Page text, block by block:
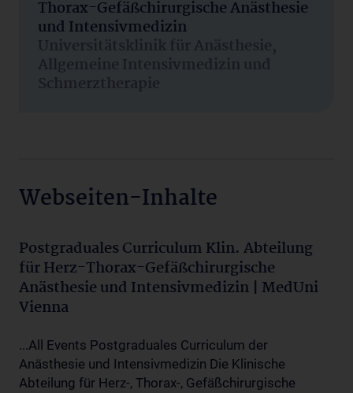
Thorax-Gefäßchirurgische Anästhesie
und Intensivmedizin
Universitätsklinik für Anästhesie,
Allgemeine Intensivmedizin und
Schmerztherapie
Webseiten-Inhalte
Postgraduales Curriculum Klin. Abteilung
für Herz-Thorax-Gefäßchirurgische
Anästhesie und Intensivmedizin | MedUni
Vienna
...All Events Postgraduales Curriculum der
Anästhesie und Intensivmedizin Die Klinische
Abteilung für Herz-, Thorax-, Gefäßchirurgische